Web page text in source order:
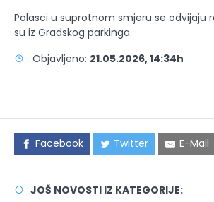
Polasci u suprotnom smjeru se odvijaju
su iz Gradskog parkinga.
Objavljeno: 21.05.2026, 14:34h
Facebook Twitter E-Mail
JOŠ NOVOSTI IZ KATEGORIJE: